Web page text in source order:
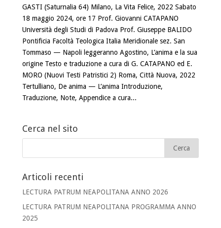
GASTI (Saturnalia 64) Milano, La Vita Felice, 2022 Sabato
18 maggio 2024, ore 17 Prof. Giovanni CATAPANO
Università degli Studi di Padova Prof. Giuseppe BALIDO
Pontificia Facoltà Teologica Italia Meridionale sez. San
Tommaso — Napoli leggeranno Agostino, L’anima e la sua
origine Testo e traduzione a cura di G. CATAPANO ed E.
MORO (Nuovi Testi Patristici 2) Roma, Città Nuova, 2022
Tertulliano, De anima — L’anima Introduzione,
Traduzione, Note, Appendice a cura...
Cerca nel sito
Articoli recenti
LECTURA PATRUM NEAPOLITANA ANNO 2026
LECTURA PATRUM NEAPOLITANA PROGRAMMA ANNO
2025